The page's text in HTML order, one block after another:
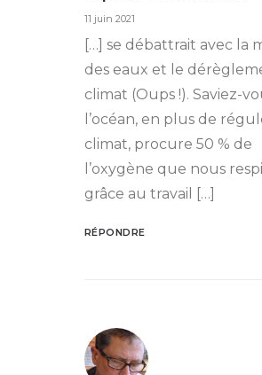
11 juin 2021
[…] se débattrait avec la
des eaux et le
climat (Oups !). Saviez-
l’océan, en plus de
climat, procure 50 % de
l’oxygène que nous
grâce au travail […]
RÉPONDRE